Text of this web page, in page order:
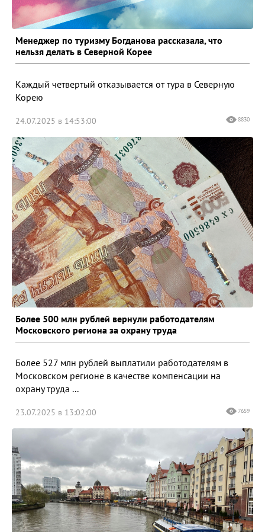
Менеджер по туризму Богданова рассказала, что
нельзя делать в Северной Корее
Каждый четвертый отказывается от тура в Северную
Корею
24.07.2025 в 14:53:00 8830
Более 500 млн рублей вернули работодателям
Московского региона за охрану труда
Более 527 млн рублей выплатили работодателям в
Московском регионе в качестве компенсации на
охрану труда ...
23.07.2025 в 13:02:00 7659